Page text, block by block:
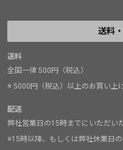
送料
送料
全国一律 500円（税込）
※ 5000円（税込）以上のお買い上
配送
弊社営業日の15時までにいただい
※15時以降、もしくは弊社休業日